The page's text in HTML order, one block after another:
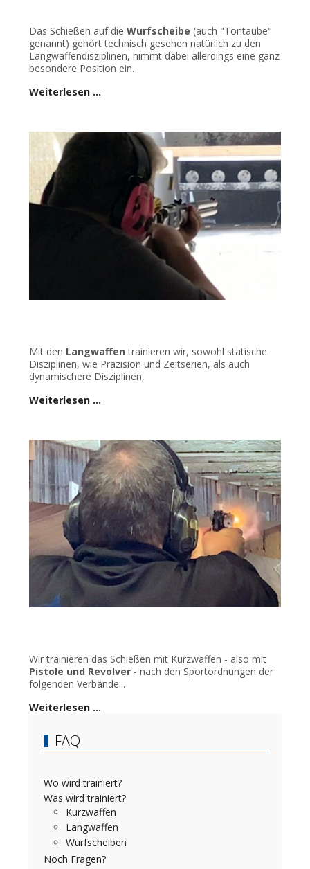
Das Schießen auf die Wurfscheibe (auch "Tontaube"
genannt) gehört technisch gesehen natürlich zu den
Langwaffendisziplinen, nimmt dabei allerdings eine ganz
besondere Position ein.
Weiterlesen …
Mit den Langwaffen trainieren wir, sowohl statische
Disziplinen, wie Präzision und Zeitserien, als auch
dynamischere Disziplinen,
Weiterlesen …
Wir trainieren das Schießen mit Kurzwaffen - also mit
Pistole und Revolver - nach den Sportordnungen der
folgenden Verbände...
Weiterlesen …
FAQ
Wo wird trainiert?
Was wird trainiert?
Kurzwaffen
Langwaffen
Wurfscheiben
Noch Fragen?